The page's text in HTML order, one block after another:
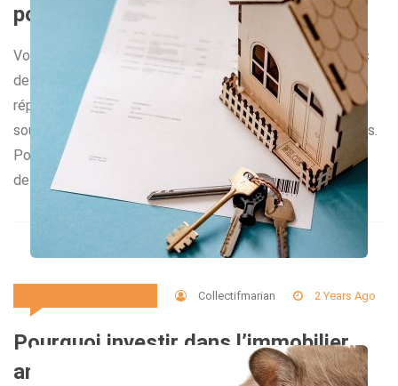
pour la garantie
Vous songez à améliorer le confort de votre maison avec
des volets roulants ? Ou bien, vous avez besoin d’une
réparation de volet roulant ? Dans tous les cas, il est
souvent avantageux de faire appel à des experts certifiés.
Pourquoi ? Tout simplement parce que cela vous permet
de bénéficier d’une garantie de qualité. […]
Collectifmarian 2 Years Ago
Pourquoi investir dans l’immobilier
ancien est un choix pertinent ?